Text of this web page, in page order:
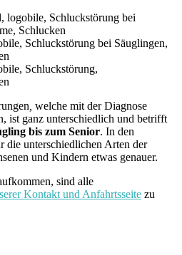
welche mit der Diagnose
ist ganz unterschiedlich und betrifft
bis zum Senior. In den
die unterschiedlichen Arten der
und Kindern etwas genauer.
sind alle
Kontakt und Anfahrtsseite zu